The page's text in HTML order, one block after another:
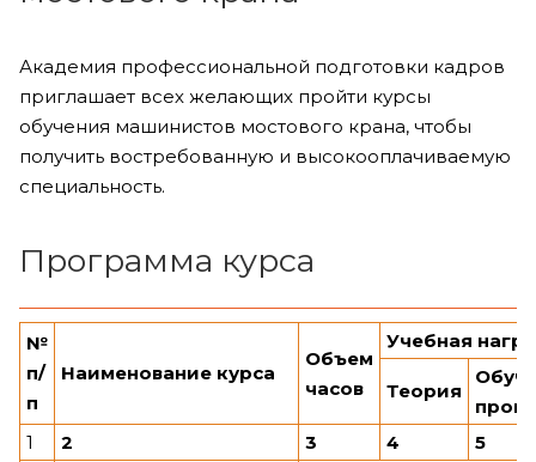
Академия профессиональной подготовки кадров
приглашает всех желающих пройти курсы
обучения машинистов мостового крана, чтобы
получить востребованную и высокооплачиваемую
специальность.
Программа курса
№
п/
п
Наименование курса
Объем
часов
Учебная
Теория
1
2 3 4
5